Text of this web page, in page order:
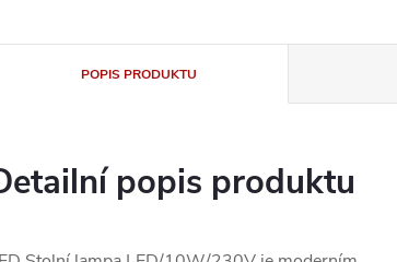
POPIS PRODUKTU
popis produktu